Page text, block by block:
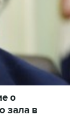
о
зала в